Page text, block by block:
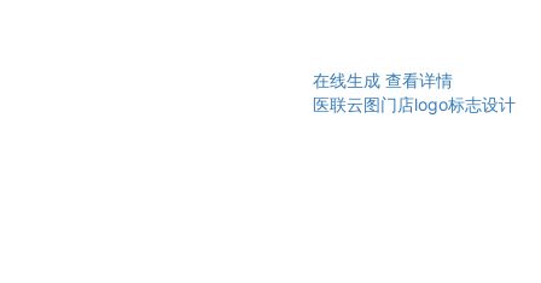
在线生成 查看详情
医联云图门店logo标志设计